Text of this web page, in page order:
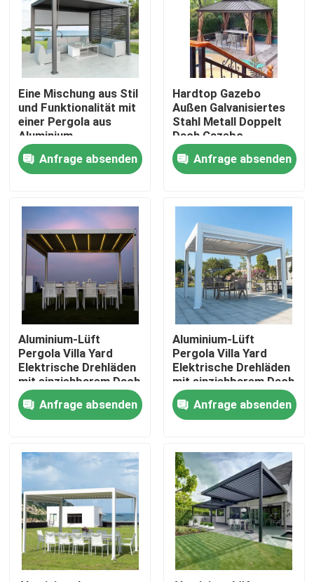
Haus
Produkte
Über uns
Fabrik-Ausflug
Qualitätskontrolle
Treten Sie mit uns in Verbindung
Fordern Sie ein Zitat
Aluminiumpatio-Pergola
Aluminiumpergola mit Luftschlitzen
Eine Mischung aus Stil
und Funktionalität mit
einer Pergola aus
Aluminium
Anfrage absenden
Hardtop Gazebo
Außen Galvanisiertes
Stahl Metall Doppelt
Dach Gazebo
Baldachin
Anfrage absenden
Aluminium-Lüft
Pergola Villa Yard
Elektrische Drehläden
mit einziehbarem Dach
Anfrage absenden
Aluminium-Lüft
Pergola Villa Yard
Elektrische Drehläden
mit einziehbarem Dach
Anfrage absenden